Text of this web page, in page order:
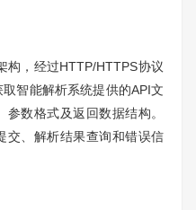
，经过HTTP/HTTPS协议
智能解析系统提供的API文
数格式及返回数据结构。
交、解析结果查询和错误信